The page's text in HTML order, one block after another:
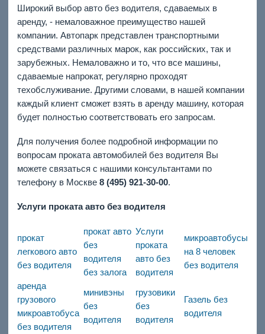
Широкий выбор авто без водителя, сдаваемых в
аренду, - немаловажное преимущество нашей
компании. Автопарк представлен транспортными
средствами различных марок, как российских, так и
зарубежных. Немаловажно и то, что все машины,
сдаваемые напрокат, регулярно проходят
техобслуживание. Другими словами, в нашей компании
каждый клиент сможет взять в аренду машину, которая
будет полностью соответствовать его запросам.
Для получения более подробной информации по
вопросам проката автомобилей без водителя Вы
можете связаться с нашими консультантами по
телефону в Москве 8 (495) 921-30-00.
Услуги проката авто без водителя
прокат
легкового авто
без водителя
прокат авто
без
водителя
без залога
Услуги
проката
авто без
водителя
микроавтобусы
на 8 человек
без водителя
аренда
грузового
микроавтобуса
без водителя
минивэны
без
водителя
грузовики
без
водителя
Газель без
водителя